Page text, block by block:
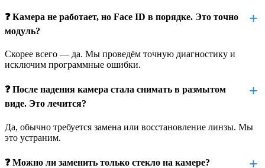
заводской брак модуля
Мы определим причину неисправности и точно скажем,
Как проходит замена передней камеры
Замена фронтальной камеры требует разборки устройства,
который интегрирован в блок Face ID. Мы работаем точно и
❓ Камера не работает, но Face ID в порядке. Это точно
модуль?
Скорее всего — да. Мы проведём точную диагностику и
исключим программные ошибки.
❓ После падения камера стала снимать в размытом
виде. Это лечится?
Да, обычно требуется замена или восстановление линзы. Мы
это устраним.
❓ Можно ли заменить только стекло на камере?